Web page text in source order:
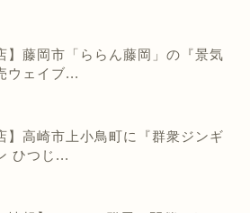
】藤岡市「ららん藤岡」の『景気
ウェイブ...
】高崎市上小鳥町に『群衆ジンギ
ひつじ...